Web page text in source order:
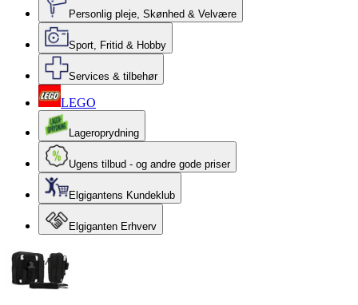
Personlig pleje, Skønhed & Velvære
Sport, Fritid & Hobby
Services & tilbehør
LEGO
Lageroprydning
Ugens tilbud - og andre gode priser
Elgigantens Kundeklub
Elgiganten Erhverv